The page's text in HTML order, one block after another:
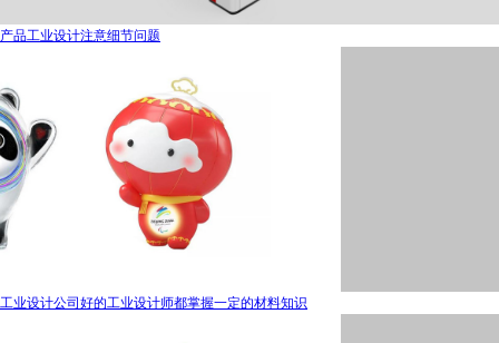
产品工业设计注意细节问题
工业设计公司好的工业设计师都掌握一定的材料知识